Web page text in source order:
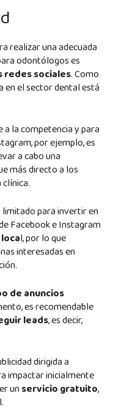
realizar una adecuada
odontólogos es
redes sociales. Como
en el sector dental está
a la competencia y para
por ejemplo, es
a cabo una
más directo a los
limitado para invertir en
Facebook e Instagram
l, por lo que
interesadas en
de anuncios
es recomendable
leads, es decir,
dirigida a
impactar inicialmente
unservicio gratuito,